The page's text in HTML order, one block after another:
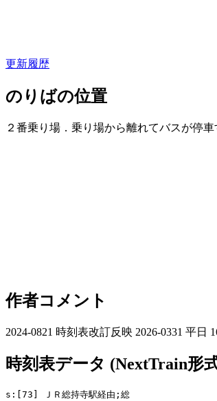
更新履歴
のりばの位置
２番乗り場．乗り場から離れてバスが停
作者コメント
2024-0821 時刻表改訂反映 2026-0331 平日
時刻表データ (NextTrain形
s:[73] ＪＲ総持寺駅経由;総